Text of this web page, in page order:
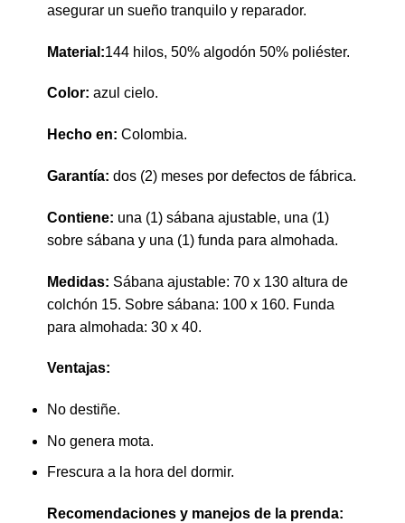
asegurar un sueño tranquilo y reparador.
Material:144 hilos, 50% algodón 50% poliéster.
Color: azul cielo.
Hecho en: Colombia.
Garantía: dos (2) meses por defectos de fábrica.
Contiene: una (1) sábana ajustable, una (1)
sobre sábana y una (1) funda para almohada.
Medidas: Sábana ajustable: 70 x 130 altura de
colchón 15. Sobre sábana: 100 x 160. Funda
para almohada: 30 x 40.
Ventajas:
No destiñe.
No genera mota.
Frescura a la hora del dormir.
Recomendaciones y manejos de la prenda: